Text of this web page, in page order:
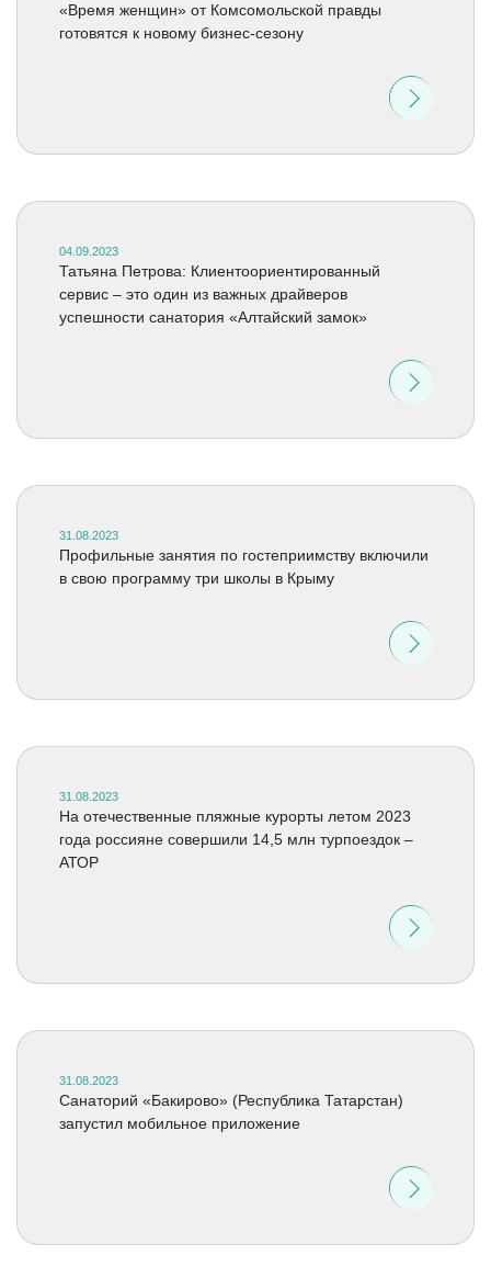
«Время женщин» от Комсомольской правды
готовятся к новому бизнес-сезону
04.09.2023
Татьяна Петрова: Клиентоориентированный
сервис – это один из важных драйверов
успешности санатория «Алтайский замок»
31.08.2023
Профильные занятия по гостеприимству включили
в свою программу три школы в Крыму
31.08.2023
На отечественные пляжные курорты летом 2023
года россияне совершили 14,5 млн турпоездок –
АТОР
31.08.2023
Cанаторий «Бакирово» (Республика Татарстан)
запустил мобильное приложение